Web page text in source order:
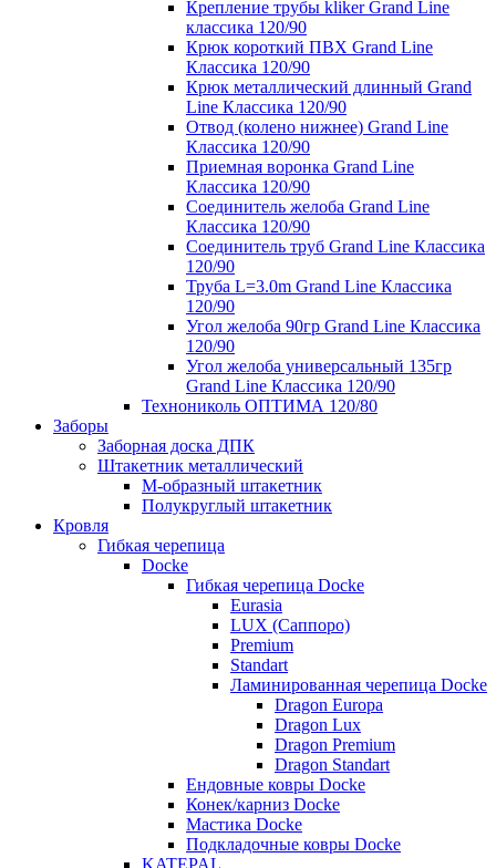
Крепление трубы kliker Grand Line
классика 120/90
Крюк короткий ПВХ Grand Line
Классика 120/90
Крюк металлический длинный Grand
Line Классика 120/90
Отвод (колено нижнее) Grand Line
Классика 120/90
Приемная воронка Grand Line
Классика 120/90
Соединитель желоба Grand Line
Классика 120/90
Соединитель труб Grand Line Классика
120/90
Труба L=3.0m Grand Line Классика
120/90
Угол желоба 90гр Grand Line Классика
120/90
Угол желоба универсальный 135гр
Grand Line Классика 120/90
Технониколь ОПТИМА 120/80
Заборы
Заборная доска ДПК
Штакетник металлический
М-образный штакетник
Полукруглый штакетник
Кровля
Гибкая черепица
Docke
Гибкая черепица Docke
Eurasia
LUX (Саппоро)
Premium
Standart
Ламинированная черепица Docke
Dragon Europa
Dragon Lux
Dragon Premium
Dragon Standart
Ендовные ковры Docke
Конек/карниз Docke
Мастика Docke
Подкладочные ковры Docke
KATEPAL